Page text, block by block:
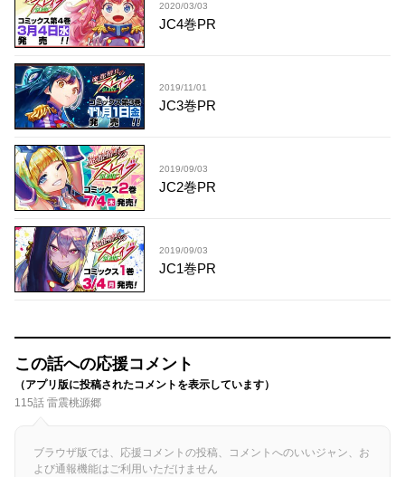
2020/03/03
JC4巻PR
2019/11/01
JC3巻PR
2019/09/03
JC2巻PR
2019/09/03
JC1巻PR
この話への応援コメント
（アプリ版に投稿されたコメントを表示しています）
115話 雷震桃源郷
ブラウザ版では、応援コメントの投稿、コメントへのいいジャン、お
よび通報機能はご利用いただけません